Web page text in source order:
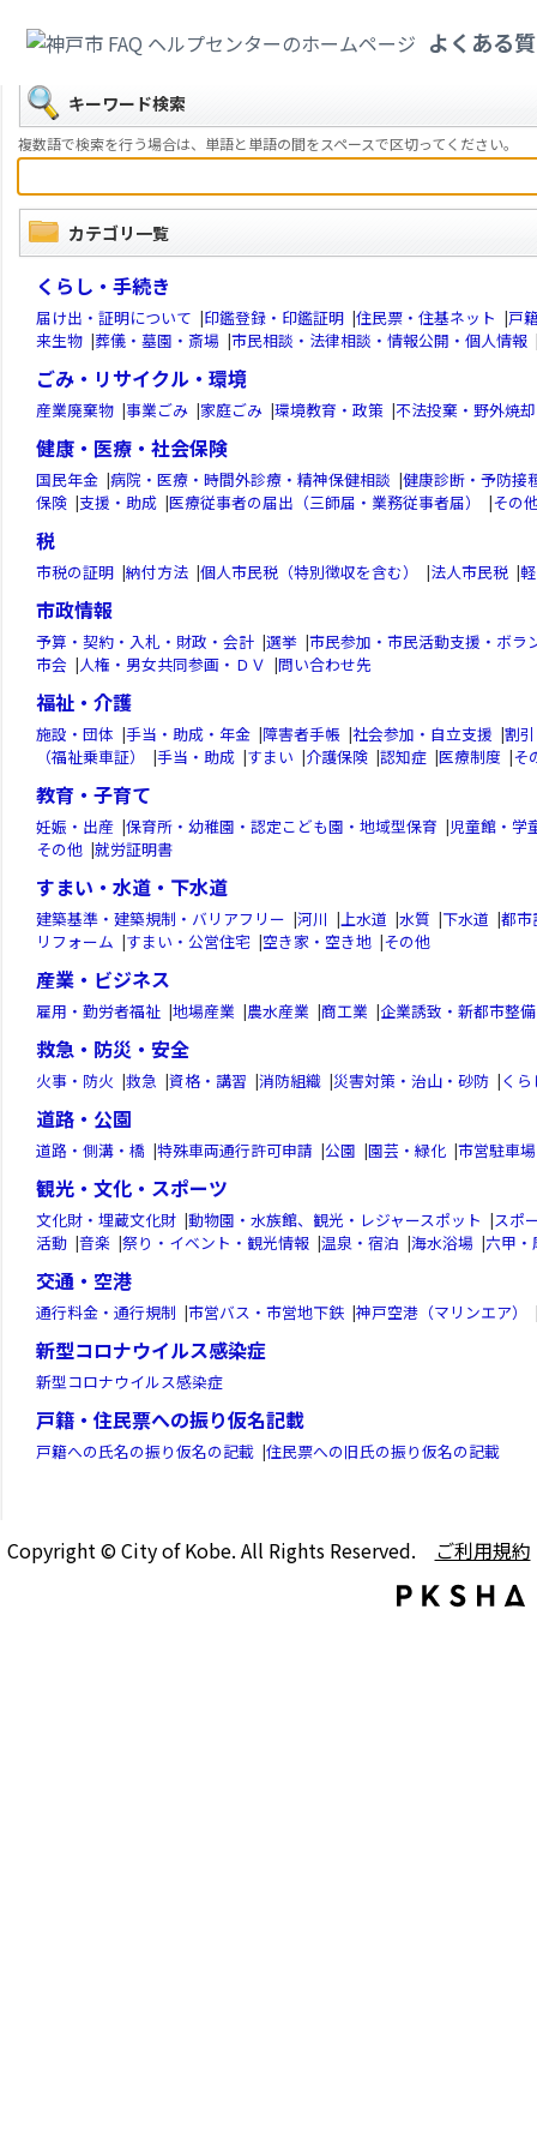
よくある
戻る
キーワード検索
複数語で検索を行う場合は、単語と単語の間をスペースで区切ってください。
カテゴリ一覧
くらし・手続き
届け出・証明について |印鑑登録・印鑑証明 |住民票・住基ネット |戸
来生物 |葬儀・墓園・斎場 |市民相談・法律相談・情報公開・個人情報
ごみ・リサイクル・環境
産業廃棄物 |事業ごみ |家庭ごみ |環境教育・政策 |不法投棄・野外焼却
健康・医療・社会保険
国民年金 |病院・医療・時間外診療・精神保健相談 |健康診断・予防接
保険 |支援・助成 |医療従事者の届出（三師届・業務従事者届） |その
税
市税の証明 |納付方法 |個人市民税（特別徴収を含む） |法人市民税 |
市政情報
予算・契約・入札・財政・会計 |選挙 |市民参加・市民活動支援・ボラ
市会 |人権・男女共同参画・ＤＶ |問い合わせ先
福祉・介護
施設・団体 |手当・助成・年金 |障害者手帳 |社会参加・自立支援 |割
（福祉乗車証）
|手当・助成 |すまい |介護保険 |認知症 |医療制度 |そ
教育・子育て
妊娠・出産 |保育所・幼稚園・認定こども園・地域型保育 |児童館・学
その他 |就労証明書
すまい・水道・下水道
建築基準・建築規制・バリアフリー |河川 |上水道 |水質 |下水道 |都市
リフォーム |すまい・公営住宅 |空き家・空き地 |その他
産業・ビジネス
雇用・勤労者福祉 |地場産業 |農水産業 |商工業 |企業誘致・新都市整備
救急・防災・安全
火事・防火 |救急 |資格・講習 |消防組織 |災害対策・治山・砂防 |く
道路・公園
道路・側溝・橋 |特殊車両通行許可申請 |公園 |園芸・緑化 |市営駐車
観光・文化・スポーツ
文化財・埋蔵文化財 |動物園・水族館、観光・レジャースポット |スポ
活動 |音楽 |祭り・イベント・観光情報 |温泉・宿泊 |海水浴場 |六甲
交通・空港
通行料金・通行規制 |市営バス・市営地下鉄 |神戸空港（マリンエア）
新型コロナウイルス感染症
新型コロナウイルス感染症
戸籍・住民票への振り仮名記載
戸籍への氏名の振り仮名の記載 |住民票への旧氏の振り仮名の記載
Copyright © City of Kobe. All Rights Reserved. ご利用規約